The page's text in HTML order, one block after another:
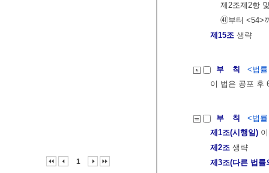
1
제2조제2항
㊶부터 <54>
제15조 생략
부 칙
<법
이 법은 공포 후
부 칙
<법
제1조(시행일)
제2조 생략
제3조(다른 법률